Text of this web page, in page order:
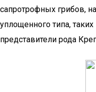
сапротрофных грибов,
уплощенного типа,
представители рода